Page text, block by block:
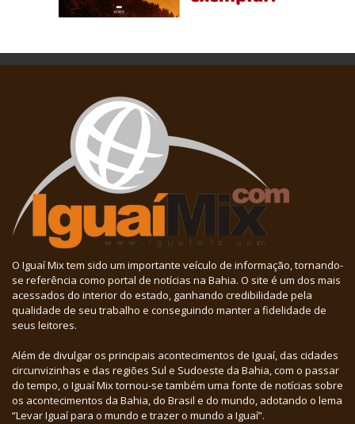
O Iguaí Mix tem sido um importante veículo de informação, tornando-
se referência como portal de notícias na Bahia. O site é um dos mais
acessados do interior do estado, ganhando credibilidade pela
qualidade de seu trabalho e conseguindo manter a fidelidade de
seus leitores.
Além de divulgar os principais acontecimentos de Iguaí, das cidades
circunvizinhas e das regiões Sul e Sudoeste da Bahia, com o passar
do tempo, o Iguaí Mix tornou-se também uma fonte de notícias sobre
os acontecimentos da Bahia, do Brasil e do mundo, adotando o lema
“Levar Iguaí para o mundo e trazer o mundo a Iguaí”.